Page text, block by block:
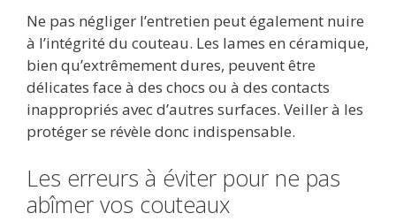
Ne pas négliger l’entretien peut également nuire
à l’intégrité du couteau. Les lames en céramique,
bien qu’extrêmement dures, peuvent être
délicates face à des chocs ou à des contacts
inappropriés avec d’autres surfaces. Veiller à les
protéger se révèle donc indispensable.
Les erreurs à éviter pour ne pas
abîmer vos couteaux